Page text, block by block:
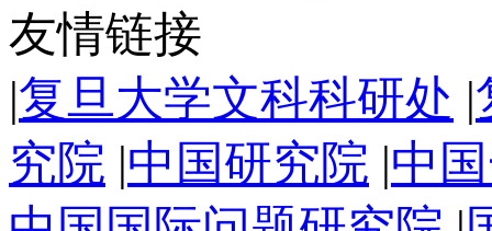
友情链接
|复旦大学文科科研处 |
究院 |中国研究院 |中